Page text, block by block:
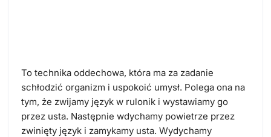
To technika oddechowa, która ma za zadanie
schłodzić organizm i uspokoić umysł. Polega ona na
tym, że zwijamy język w rulonik i wystawiamy go
przez usta. Następnie wdychamy powietrze przez
zwinięty język i zamykamy usta. Wydychamy